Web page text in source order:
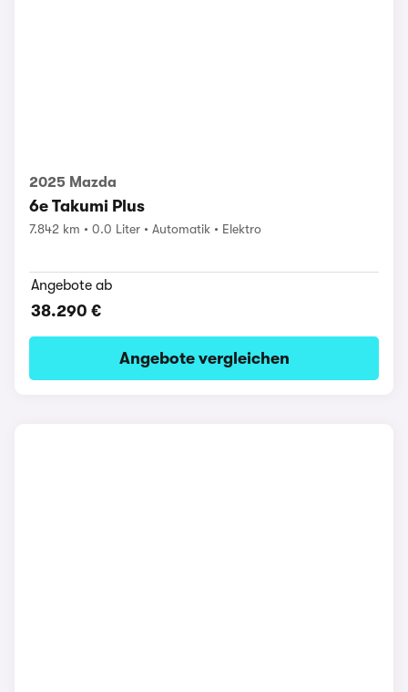
2025 Mazda
6e Takumi Plus
7.842 km 0.0 Liter Automatik Elektro
Angebote ab
38.290 €
Angebote vergleichen